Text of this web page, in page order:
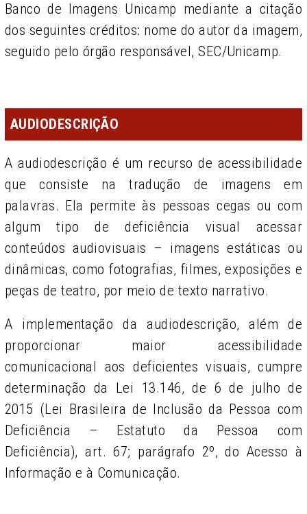
Banco de Imagens Unicamp mediante a citação
dos seguintes créditos: nome do autor da imagem,
seguido pelo órgão responsável, SEC/Unicamp.
AUDIODESCRIÇÃO
A audiodescrição é um recurso de acessibilidade
que consiste na tradução de imagens em
palavras. Ela permite às pessoas cegas ou com
algum tipo de deficiência visual acessar
conteúdos audiovisuais – imagens estáticas ou
dinâmicas, como fotografi­as, filmes, exposições e
peças de teatro, por meio de texto narrativo.
A implementação da audiodescrição, além de
proporcionar maior acessibilidade
comunicacional aos deficientes visuais, cumpre
determinação da Lei 13.146, de 6 de julho de
2015 (Lei Brasileira de Inclusão da Pessoa com
Deficiência – Estatuto da Pessoa com
Deficiência), art. 67; parágrafo 2º, do Acesso à
Informação e à Comunicação.